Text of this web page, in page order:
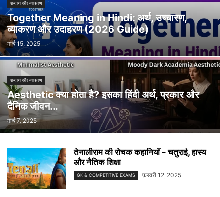
शब्दार्थ और व्याकरण
Together Meaning in Hindi: अर्थ, उच्चारण,
व्याकरण और उदाहरण (2026 Guide)
मार्च 15, 2025
शब्दार्थ और व्याकरण
Aesthetic क्या होता है? इसका हिंदी अर्थ, प्रकार और
दैनिक जीवन...
मार्च 7, 2025
तेनालीराम की रोचक कहानियाँ – चतुराई, हास्य
और नैतिक शिक्षा
GK & COMPETITIVE EXAMS फ़रवरी 12, 2025